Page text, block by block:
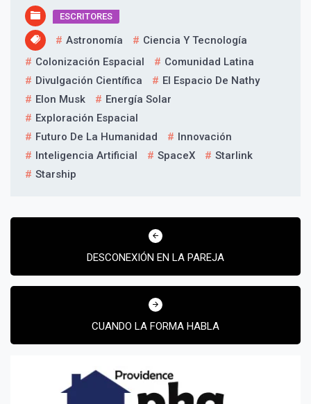
ESCRITORES
Astronomía
Ciencia Y Tecnología
Colonización Espacial
Comunidad Latina
Divulgación Científica
El Espacio De Nathy
Elon Musk
Energía Solar
Exploración Espacial
Futuro De La Humanidad
Innovación
Inteligencia Artificial
SpaceX
Starlink
Starship
Navegación
DESCONEXIÓN EN LA PAREJA
CUANDO LA FORMA HABLA